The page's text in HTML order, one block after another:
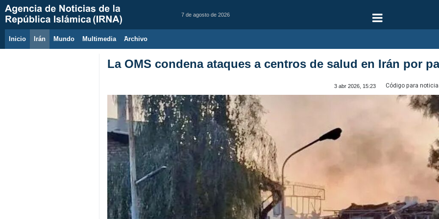
7 de agosto de 2026
Inicio Irán Mundo Multimedia َArchivo
La OMS condena ataques a centros de salud en Irán por
3 abr 2026, 15:23 Código para